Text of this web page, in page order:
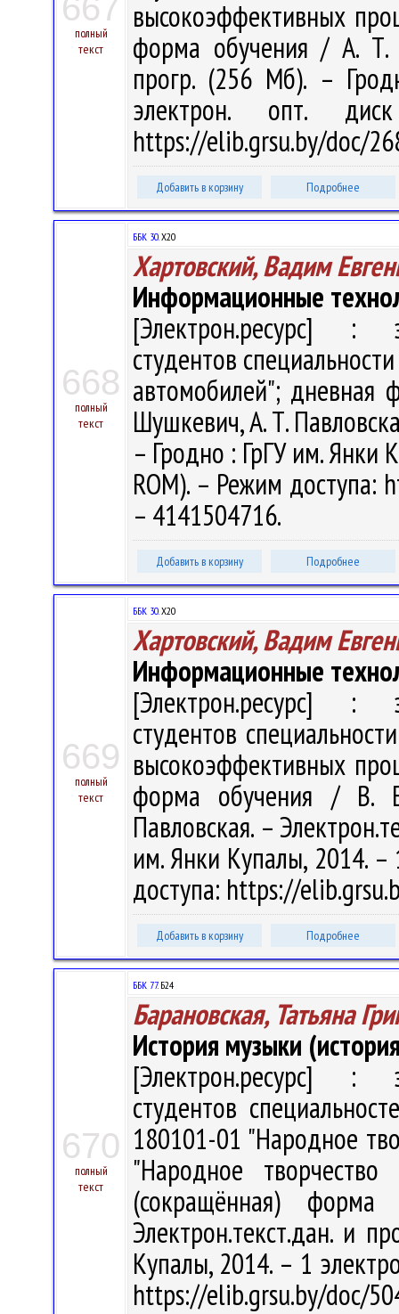
667
полный
текст
высокоэффективных
форма обучения / А. Т.
прогр. (256 Мб). –
электрон. опт.
https://elib.grsu.by/doc/
Добавить в корзину Подробнее
668
полный
текст
ББК 30.Х20
Хартовский, Вадим
Информационные
[Электрон.ресурс] :
студентов
автомобилей"; дневная
Шушкевич, А. Т.
– Гродно : ГрГУ им. Янки
ROM). – Режим доступа:
– 4141504716.
Добавить в корзину Подробнее
669
полный
текст
ББК 30.Х20
Хартовский, Вадим
Информационные
[Электрон.ресурс] :
студентов
высокоэффективных
форма обучения / В.
Павловская. –
им. Янки Купалы, 2014. –
доступа: https://
Добавить в корзину Подробнее
670
полный
текст
ББК 77.Б24
Барановская, Татьяна
История музыки
[Электрон.ресурс] :
студентов
180101-01 "Народное
"Народное творчество
(сокращённая)
Электрон.текст.дан. и
Купалы, 2014. – 1
https://elib.grsu.by/doc/